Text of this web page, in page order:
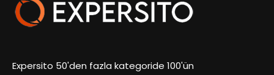
Expersito 50'den fazla kategoride 100'ün